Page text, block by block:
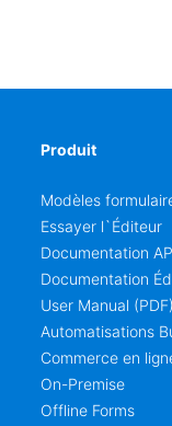
Produit
Modèles
Essayer l`Éditeur
Documentation
Documentation
User Manual (PDF)
Automatisations
Commerce en
On-Premise
Offline Forms